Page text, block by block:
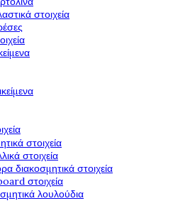
στοιχεία
στοιχεία
στοιχεία
διακοσμητικά στοιχεία
στοιχεία
λουλούδια